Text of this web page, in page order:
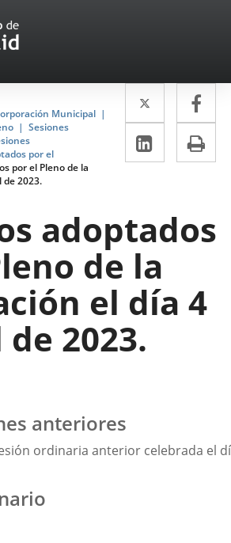
Municipal
Sesiones
por el
por el Pleno de la
de 2023.
Twitter
Enlace
a
una
a
LinkedIn
Enlace
a
externa.
adoptados
de la
el día 4
2023.
anteriores
ordinaria anterior celebrada el